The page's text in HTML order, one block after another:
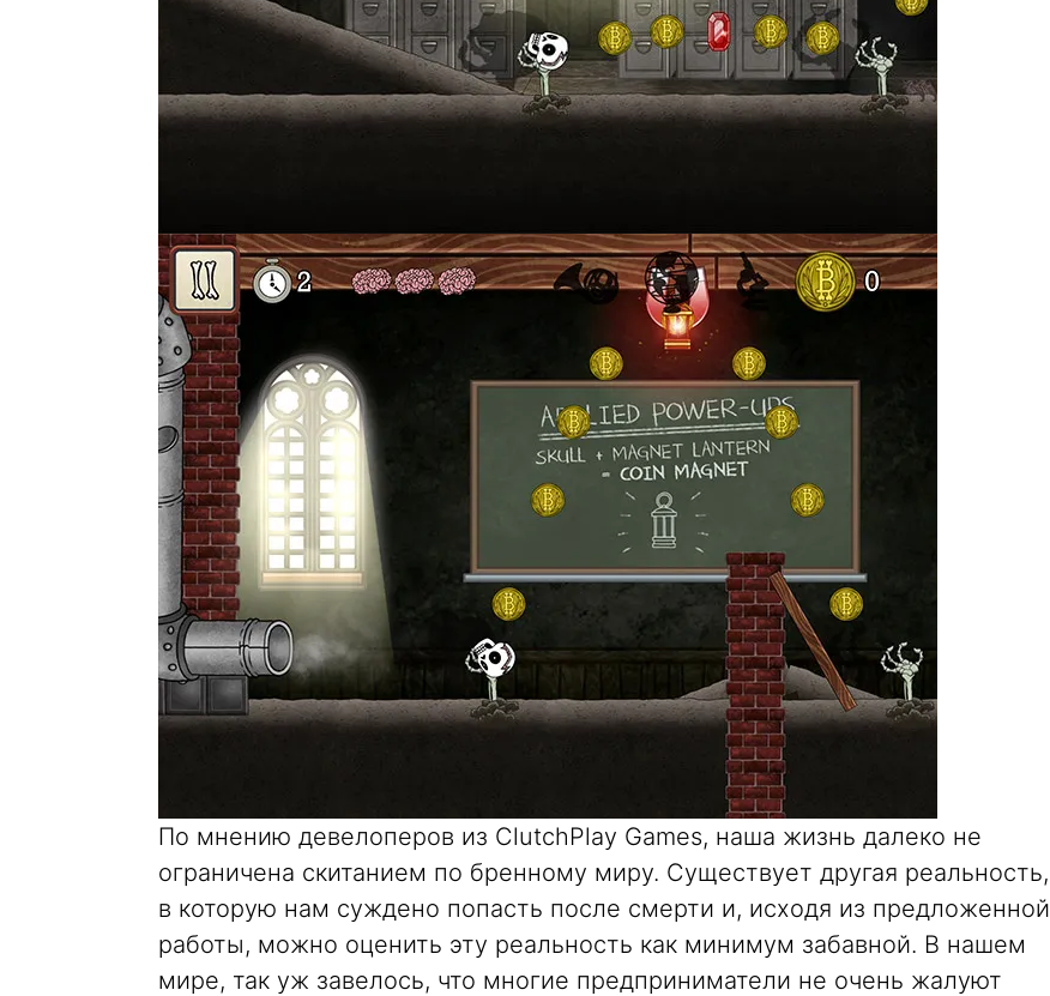
По мнению девелоперов из ClutchPlay Games, наша жизнь далеко не
ограничена скитанием по бренному миру. Существует другая реальность,
в которую нам суждено попасть после смерти и, исходя из предложенной
работы, можно оценить эту реальность как минимум забавной. В нашем
мире, так уж завелось, что многие предприниматели не очень жалуют